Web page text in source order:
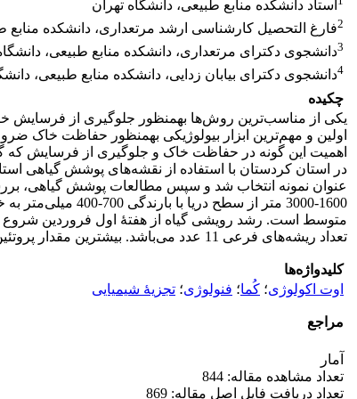
استاد دانشکده منابع طبیعی، دانشگاه تهران
2فارغ التحصیل کارشناسی ارشد مرتعداری، دانشکده منابع
3دانشجوی دکترای مرتعداری، دانشکده منابع طبیعی،
4دانشجوی دکترای بیابان زدایی، دانشکده منابع طبیعی،
چکیده
یکی از مناسب‌ترین روش‌ها به­منظور جلوگیری از فرسایش
اولین و مهم‌ترین ابزار بیولوژیکی به­منظور حفاظت خاک
اهمیت این گونه در حفاظت خاک و جلوگیری از فرسایش که
عنوان نمونه انتخاب شد و سپس مطالعات پوشش گیاهی،
تعداد ریشه‌های فرعی 11 عدد می‌باشد. بیشترین مقدار پروتئین خام در مرحلۀ رویشی و کمترین مقدار آن در مرحلۀ بذردهی است.
کلیدواژه‌ها
اوت اکولوژی؛ کُما؛ فنولوژی؛ تجزیۀ شیمیایی
مراجع
آمار
تعداد مشاهده مقاله: 844
تعداد دریافت فایل اصل مقاله: 869